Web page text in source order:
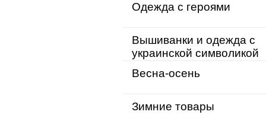
Одежда с героями
Вышиванки и одежда с
украинской символикой
Весна-осень
Зимние товары